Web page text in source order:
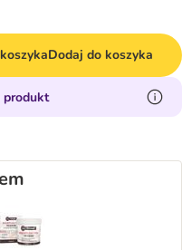
Dodaj do koszyka
produkt